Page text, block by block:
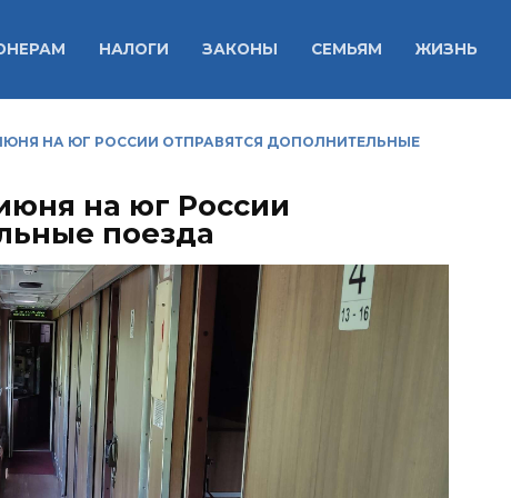
НАЛОГИ ЗАКОНЫ СЕМЬЯМ ЖИЗНЬ
НА ЮГ РОССИИ ОТПРАВЯТСЯ ДОПОЛНИТЕЛЬНЫЕ
на юг России
поезда